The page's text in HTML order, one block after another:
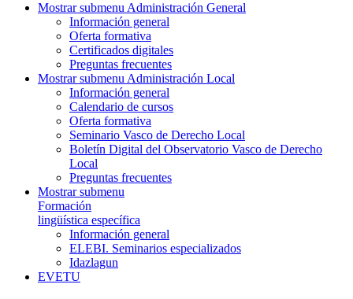
Mostrar submenu Administración General
Información general
Oferta formativa
Certificados digitales
Preguntas frecuentes
Mostrar submenu Administración Local
Información general
Calendario de cursos
Oferta formativa
Seminario Vasco de Derecho Local
Boletín Digital del Observatorio Vasco de Derecho
Local
Preguntas frecuentes
Mostrar submenu
Formación
lingüística específica
Información general
ELEBI. Seminarios especializados
Idazlagun
EVETU